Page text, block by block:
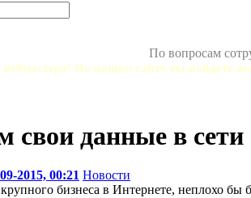
По вопросам
На нашем сайте вы найдете
свои данные в сети
2015, 00:21 Новости
бизнеса в Интернете, неплохо